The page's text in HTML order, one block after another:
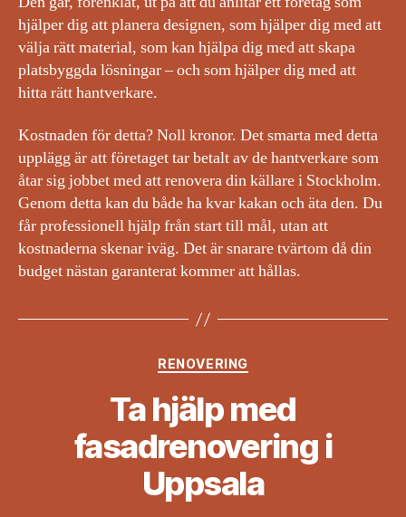
hjälper dig att planera designen, som hjälper dig med att
välja rätt material, som kan hjälpa dig med att skapa
platsbyggda lösningar – och som hjälper dig med att
hitta rätt hantverkare.
Kostnaden för detta? Noll kronor. Det smarta med detta
upplägg är att företaget tar betalt av de hantverkare som
åtar sig jobbet med att renovera din källare i Stockholm.
Genom detta kan du både ha kvar kakan och äta den. Du
får professionell hjälp från start till mål, utan att
kostnaderna skenar iväg. Det är snarare tvärtom då din
budget nästan garanterat kommer att hållas.
Kategorier
RENOVERING
Ta hjälp med
fasadrenovering i
Uppsala